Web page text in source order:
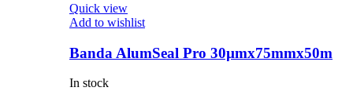
Quick view
Add to wishlist
Banda AlumSeal Pro 30µmx75mmx50m
In stock